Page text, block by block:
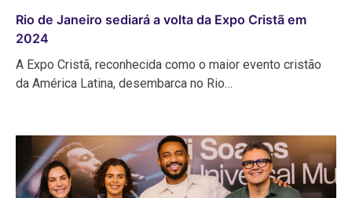
Rio de Janeiro sediará a volta da Expo Cristã em
2024
A Expo Cristã, reconhecida como o maior evento cristão
da América Latina, desembarca no Rio…